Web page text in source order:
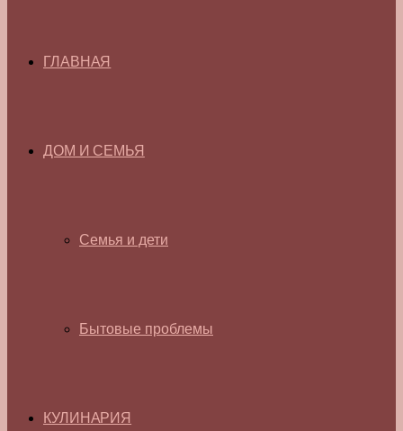
ГЛАВНАЯ
ДОМ И СЕМЬЯ
Семья и дети
Бытовые проблемы
КУЛИНАРИЯ